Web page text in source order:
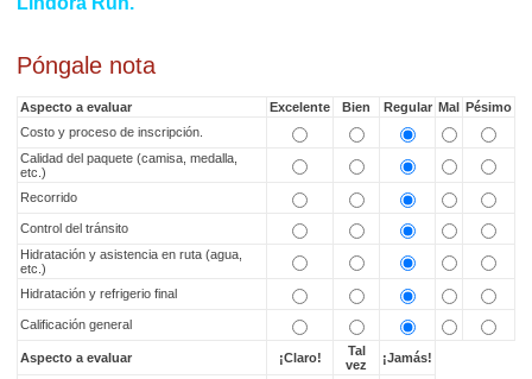
Póngale nota
Aspecto a evaluar Excelente Bien Regular Mal Pésimo
Costo y proceso de inscripción.
Calidad del paquete (camisa, medalla,
etc.)
Recorrido
Control del tránsito
Hidratación y asistencia en ruta (agua,
etc.)
Hidratación y refrigerio final
Calificación general
Aspecto a evaluar ¡Claro!
Tal
vez
¡Jamás!